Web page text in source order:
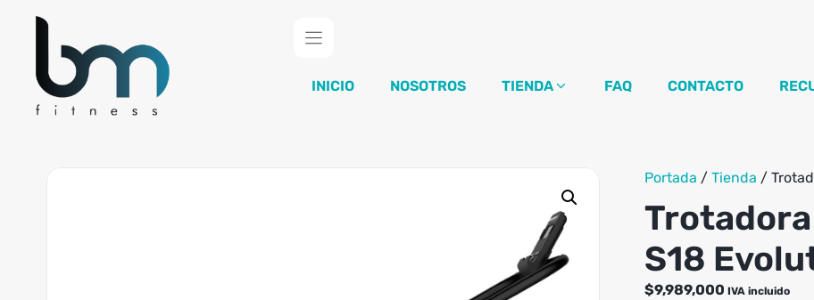
contenido
INICIO
NOSOTROS TIENDA FAQ CONTACTO
Portada / Tienda /
S18
$9,989,000 IVA incluido